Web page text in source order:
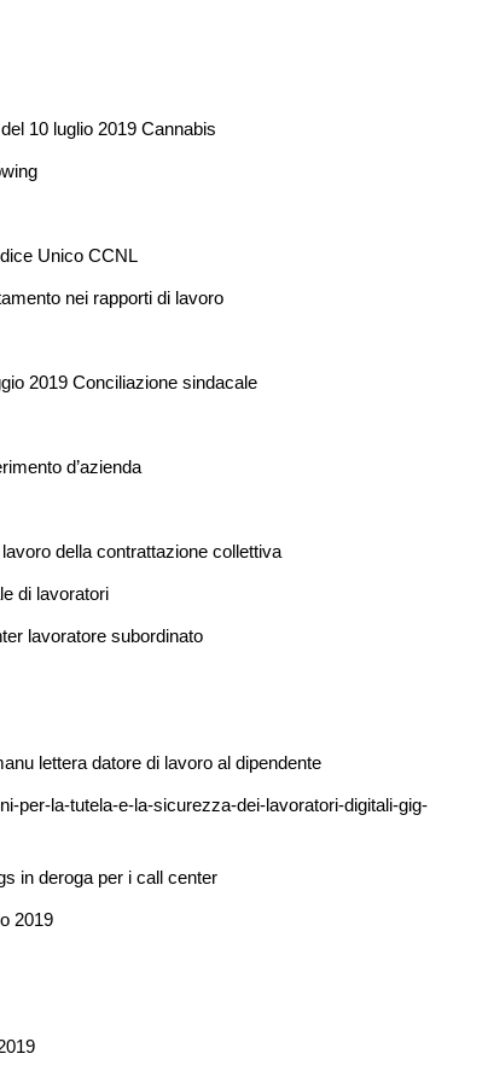
10 luglio 2019 Cannabis
Unico CCNL
nei rapporti di lavoro
2019 Conciliazione sindacale
d’azienda
della contrattazione collettiva
di lavoratori
lavoratore subordinato
lettera datore di lavoro al dipendente
per-la-tutela-e-la-sicurezza-dei-lavoratori-digitali-gig-
in deroga per i call center
2019